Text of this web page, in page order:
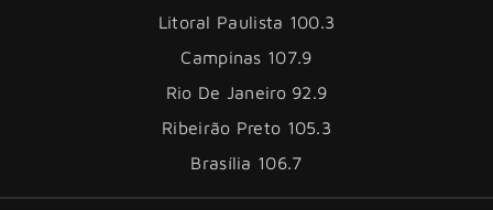
Litoral Paulista 100.3
Campinas 107.9
Rio De Janeiro 92.9
Ribeirão Preto 105.3
Brasília 106.7